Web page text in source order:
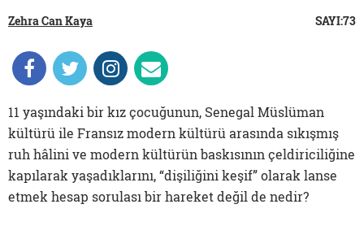
Zehra Can Kaya
SAYI:73
11 yaşındaki bir kız çocuğunun, Senegal Müslüman
kültürü ile Fransız modern kültürü arasında sıkışmış
ruh hâlini ve modern kültürün baskısının çeldiriciliğine
kapılarak yaşadıklarını, “dişiliğini keşif” olarak lanse
etmek hesap sorulası bir hareket değil de nedir?